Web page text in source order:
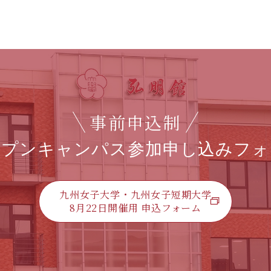
事前申込制
ンキャンパス参加申し込みフ
九州女子大学・九州女子短期大学
8月22日開催用 申込フォーム